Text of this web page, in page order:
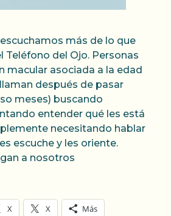
más de lo que
Teléfono del Ojo. Personas
macular asociada a la edad
después de pasar
meses) buscando
entender qué les está
necesitando hablar
escuche y les oriente.
a nosotros
X X Más